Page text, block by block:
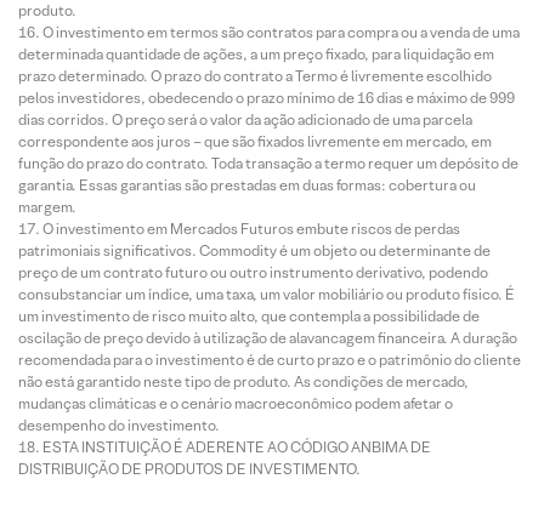
produto.
O investimento em termos são contratos para compra ou a venda de uma
determinada quantidade de ações, a um preço fixado, para liquidação em
prazo determinado. O prazo do contrato a Termo é livremente escolhido
pelos investidores, obedecendo o prazo mínimo de 16 dias e máximo de 999
dias corridos. O preço será o valor da ação adicionado de uma parcela
correspondente aos juros – que são fixados livremente em mercado, em
função do prazo do contrato. Toda transação a termo requer um depósito de
garantia. Essas garantias são prestadas em duas formas: cobertura ou
margem.
O investimento em Mercados Futuros embute riscos de perdas
patrimoniais significativos. Commodity é um objeto ou determinante de
preço de um contrato futuro ou outro instrumento derivativo, podendo
consubstanciar um índice, uma taxa, um valor mobiliário ou produto físico. É
um investimento de risco muito alto, que contempla a possibilidade de
oscilação de preço devido à utilização de alavancagem financeira. A duração
recomendada para o investimento é de curto prazo e o patrimônio do cliente
não está garantido neste tipo de produto. As condições de mercado,
mudanças climáticas e o cenário macroeconômico podem afetar o
desempenho do investimento.
ESTA INSTITUIÇÃO É ADERENTE AO CÓDIGO ANBIMA DE
DISTRIBUIÇÃO DE PRODUTOS DE INVESTIMENTO.